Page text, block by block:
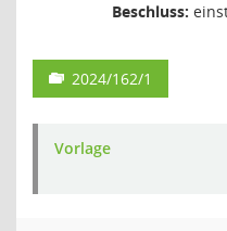
Beschluss:
2024/162/1
Vorlage